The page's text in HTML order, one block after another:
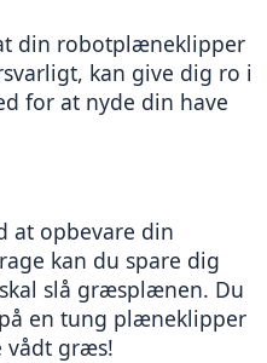
din robotplæneklipper
kan give dig ro i
for at nyde din have
at opbevare din
kan du spare dig
slå græsplænen. Du
en tung plæneklipper
vådt græs!